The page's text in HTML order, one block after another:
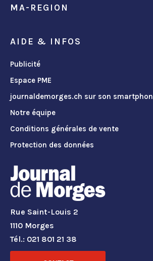
MA-REGION
AIDE & INFOS
Publicité
Espace PME
journaldemorges.ch sur son
Notre équipe
Conditions générales de vente
Protection des données
Rue Saint-Louis 2
1110 Morges
Tél.: 021 801 21 38